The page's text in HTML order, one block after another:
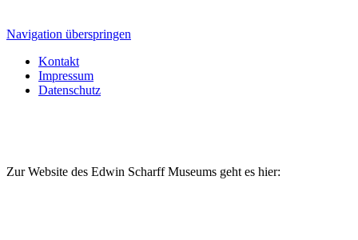
Navigation überspringen
Kontakt
Impressum
Datenschutz
Zur Website des Edwin Scharff Museums geht es hier: